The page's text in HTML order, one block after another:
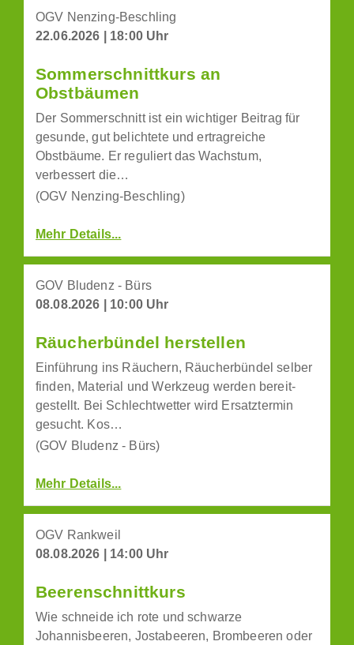
OGV Nenzing-Beschling
22.06.2026 | 18:00 Uhr
Sommerschnittkurs an
Obstbäumen
Der Sommerschnitt ist ein wichtiger Beitrag für
gesunde, gut belichtete und ertragreiche
Obstbäume. Er reguliert das Wachstum,
verbessert die…
(OGV Nenzing-Beschling)
Mehr Details...
GOV Bludenz - Bürs
08.08.2026 | 10:00 Uhr
Räucherbündel herstellen
Einführung ins Räuchern, Räucherbündel selber
finden, Material und Werkzeug werden bereit-
gestellt. Bei Schlechtwetter wird Ersatztermin
gesucht. Kos…
(GOV Bludenz - Bürs)
Mehr Details...
OGV Rankweil
08.08.2026 | 14:00 Uhr
Beerenschnittkurs
Wie schneide ich rote und schwarze
Johannisbeeren, Jostabeeren, Brombeeren oder